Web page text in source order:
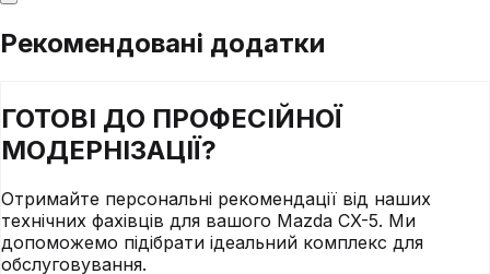
Рекомендовані додатки
ГОТОВІ ДО ПРОФЕСІЙНОЇ
МОДЕРНІЗАЦІЇ?
Отримайте персональні рекомендації від наших
технічних фахівців для вашого Mazda CX-5. Ми
допоможемо підібрати ідеальний комплекс для
обслуговування.